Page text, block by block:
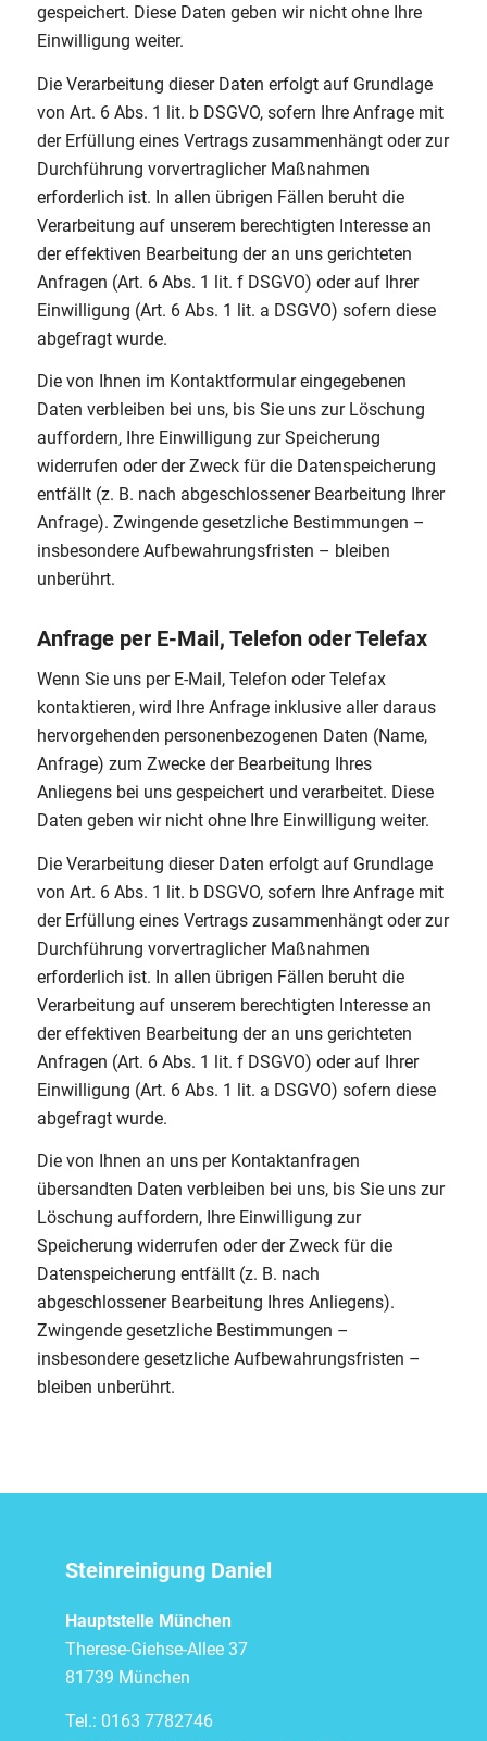
gespeichert. Diese Daten geben wir nicht ohne Ihre
Einwilligung weiter.
Die Verarbeitung dieser Daten erfolgt auf Grundlage
von Art. 6 Abs. 1 lit. b DSGVO, sofern Ihre Anfrage mit
der Erfüllung eines Vertrags zusammenhängt oder zur
Durchführung vorvertraglicher Maßnahmen
erforderlich ist. In allen übrigen Fällen beruht die
Verarbeitung auf unserem berechtigten Interesse an
der effektiven Bearbeitung der an uns gerichteten
Anfragen (Art. 6 Abs. 1 lit. f DSGVO) oder auf Ihrer
Einwilligung (Art. 6 Abs. 1 lit. a DSGVO) sofern diese
abgefragt wurde.
Die von Ihnen im Kontaktformular eingegebenen
Daten verbleiben bei uns, bis Sie uns zur Löschung
auffordern, Ihre Einwilligung zur Speicherung
widerrufen oder der Zweck für die Datenspeicherung
entfällt (z. B. nach abgeschlossener Bearbeitung Ihrer
Anfrage). Zwingende gesetzliche Bestimmungen –
insbesondere Aufbewahrungsfristen – bleiben
unberührt.
Anfrage per E-Mail, Telefon oder Telefax
Wenn Sie uns per E-Mail, Telefon oder Telefax
kontaktieren, wird Ihre Anfrage inklusive aller daraus
hervorgehenden personenbezogenen Daten (Name,
Anfrage) zum Zwecke der Bearbeitung Ihres
Anliegens bei uns gespeichert und verarbeitet. Diese
Daten geben wir nicht ohne Ihre Einwilligung weiter.
Die Verarbeitung dieser Daten erfolgt auf Grundlage
von Art. 6 Abs. 1 lit. b DSGVO, sofern Ihre Anfrage mit
der Erfüllung eines Vertrags zusammenhängt oder zur
Durchführung vorvertraglicher Maßnahmen
erforderlich ist. In allen übrigen Fällen beruht die
Verarbeitung auf unserem berechtigten Interesse an
der effektiven Bearbeitung der an uns gerichteten
Anfragen (Art. 6 Abs. 1 lit. f DSGVO) oder auf Ihrer
Einwilligung (Art. 6 Abs. 1 lit. a DSGVO) sofern diese
abgefragt wurde.
Die von Ihnen an uns per Kontaktanfragen
übersandten Daten verbleiben bei uns, bis Sie uns zur
Löschung auffordern, Ihre Einwilligung zur
Speicherung widerrufen oder der Zweck für die
Datenspeicherung entfällt (z. B. nach
abgeschlossener Bearbeitung Ihres Anliegens).
Zwingende gesetzliche Bestimmungen –
insbesondere gesetzliche Aufbewahrungsfristen –
bleiben unberührt.
Steinreinigung Daniel
Hauptstelle München
Therese-Giehse-Allee 37
81739 München
Tel.: 0163 7782746